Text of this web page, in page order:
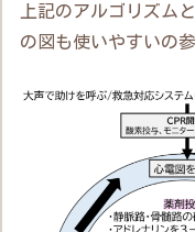
上記のアルゴリズム
の図も使いやすいの